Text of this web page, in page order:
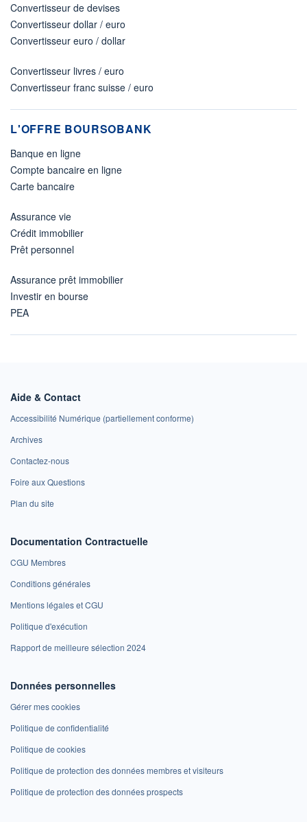
Convertisseur de devises
Convertisseur dollar / euro
Convertisseur euro / dollar
Convertisseur livres / euro
Convertisseur franc suisse / euro
L'OFFRE BOURSOBANK
Banque en ligne
Compte bancaire en ligne
Carte bancaire
Assurance vie
Crédit immobilier
Prêt personnel
Assurance prêt immobilier
Investir en bourse
PEA
Aide & Contact
Accessibilité Numérique (partiellement conforme)
Archives
Contactez-nous
Foire aux Questions
Plan du site
Documentation Contractuelle
CGU Membres
Conditions générales
Mentions légales et CGU
Politique d'exécution
Rapport de meilleure sélection 2024
Données personnelles
Gérer mes cookies
Politique de confidentialité
Politique de cookies
Politique de protection des données membres et visiteurs
Politique de protection des données prospects